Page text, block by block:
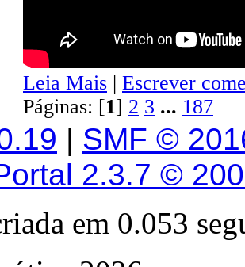
Leia Mais | Escrever
Páginas: [1] 2 3 ... 187
| SMF ©
2.3.7 ©
em 0.053